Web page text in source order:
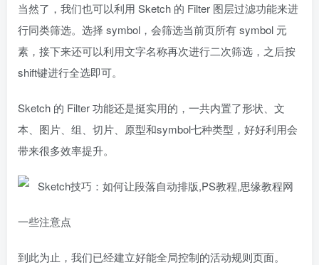
当然了，我们也可以利用 Sketch 的 Filter 图层过滤功能来进
行同类筛选。选择 symbol，会筛选当前页所有 symbol 元
素，接下来还可以利用文字名称再次进行二次筛选，之后按
shift键进行全选即可。
Sketch 的 Filter 功能还是挺实用的，一共内置了形状、文
本、图片、组、切片、原型和symbol七种类型，好好利用会
带来很多效率提升。
一些注意点
到此为止，我们已经建立好能全局控制的活动规则页面。